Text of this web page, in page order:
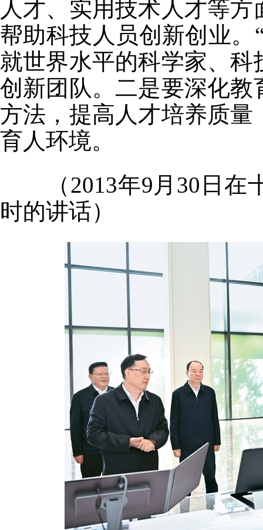
人才、实用技术人才等
帮助科技人员创新创业
就世界水平的科学家、
创新团队。二是要深化
方法，提高人才培养质
育人环境。
（2013年9月30日在
时的讲话）